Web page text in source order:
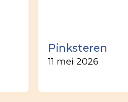
Pinksteren
11 mei 2026